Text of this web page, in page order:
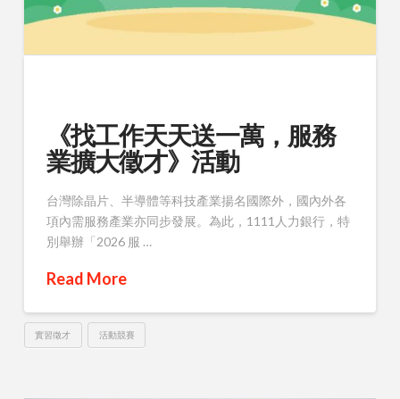
《找工作天天送一萬，服務
業擴大徵才》活動
台灣除晶片、半導體等科技產業揚名國際外，國內外各
項內需服務產業亦同步發展。為此，1111人力銀行，特
別舉辦「2026 服 …
Read More
實習徵才 活動競賽